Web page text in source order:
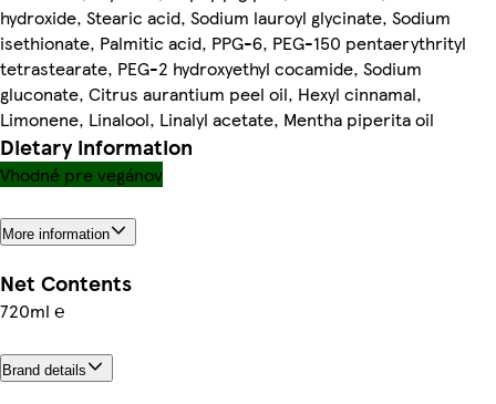
hydroxide, Stearic acid, Sodium lauroyl glycinate, Sodium
isethionate, Palmitic acid, PPG-6, PEG-150 pentaerythrityl
tetrastearate, PEG-2 hydroxyethyl cocamide, Sodium
gluconate, Citrus aurantium peel oil, Hexyl cinnamal,
Limonene, Linalool, Linalyl acetate, Mentha piperita oil
Dietary information
Vhodné pre vegánov
More information
Net Contents
720ml ℮
Brand details